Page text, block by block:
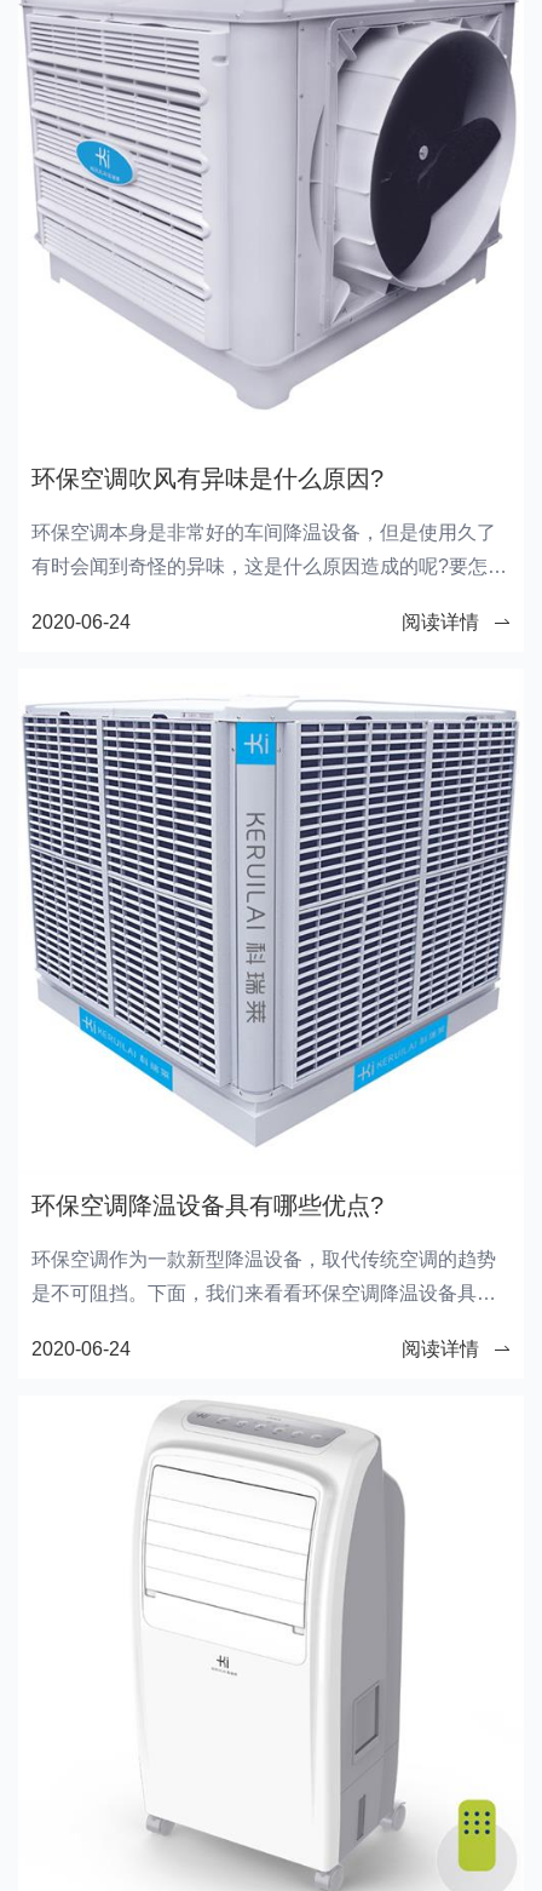
环保空调吹风有异味是什么原因?
环保空调本身是非常好的车间降温设备，但是使用久了
有时会闻到奇怪的异味，这是什么原因造成的呢?要怎样
2020-06-24
阅读详情
环保空调降温设备具有哪些优点?
环保空调作为一款新型降温设备，取代传统空调的趋势
是不可阻挡。下面，我们来看看环保空调降温设备具有
2020-06-24
阅读详情